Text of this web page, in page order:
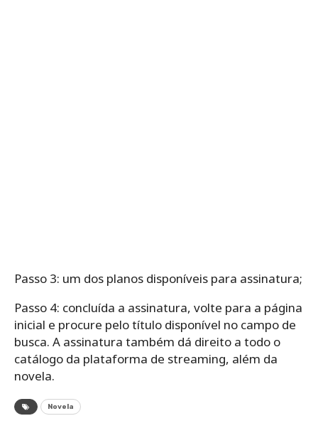
Passo 3: um dos planos disponíveis para assinatura;
Passo 4: concluída a assinatura, volte para a página
inicial e procure pelo título disponível no campo de
busca. A assinatura também dá direito a todo o
catálogo da plataforma de streaming, além da
novela.
Novela